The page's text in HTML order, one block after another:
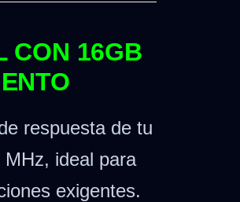
CON 16GB
respuesta de tu
ideal para
exigentes.